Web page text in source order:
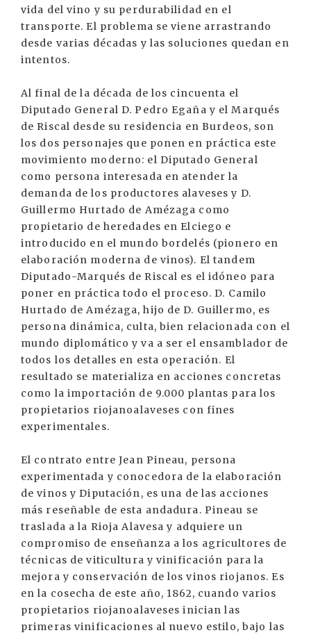
vida del vino y su perdurabilidad en el
transporte. El problema se viene arrastrando
desde varias décadas y las soluciones quedan en
intentos.
Al final de la década de los cincuenta el
Diputado General D. Pedro Egaña y el Marqués
de Riscal desde su residencia en Burdeos, son
los dos personajes que ponen en práctica este
movimiento moderno: el Diputado General
como persona interesada en atender la
demanda de los productores alaveses y D.
Guillermo Hurtado de Amézaga como
propietario de heredades en Elciego e
introducido en el mundo bordelés (pionero en
elaboración moderna de vinos). El tandem
Diputado-Marqués de Riscal es el idóneo para
poner en práctica todo el proceso. D. Camilo
Hurtado de Amézaga, hijo de D. Guillermo, es
persona dinámica, culta, bien relacionada con el
mundo diplomático y va a ser el ensamblador de
todos los detalles en esta operación. El
resultado se materializa en acciones concretas
como la importación de 9.000 plantas para los
propietarios riojanoalaveses con fines
experimentales.
El contrato entre Jean Pineau, persona
experimentada y conocedora de la elaboración
de vinos y Diputación, es una de las acciones
más reseñable de esta andadura. Pineau se
traslada a la Rioja Alavesa y adquiere un
compromiso de enseñanza a los agricultores de
técnicas de viticultura y vinificación para la
mejora y conservación de los vinos riojanos. Es
en la cosecha de este año, 1862, cuando varios
propietarios riojanoalaveses inician las
primeras vinificaciones al nuevo estilo, bajo las